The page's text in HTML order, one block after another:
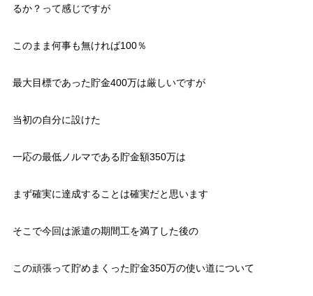
るか？って感じですが
このまま何事も無ければ100％
最大目標であった貯金400万は厳しいですが
当初の自分に設けた
一応の最低ノルマである貯金額350万は
まず確実に達成することは確実だと思います
そこで今回は派遣の期間工を満了した後の
この頑張って貯めまくった貯金350万の使い道について